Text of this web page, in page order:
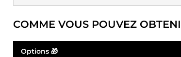
COMME VOUS POUVEZ
Options 🎁